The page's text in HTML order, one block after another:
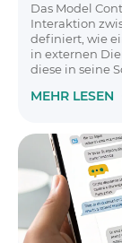
Das Model
Interaktion
definiert, wie
in externen
diese in seine
MEHR LESEN